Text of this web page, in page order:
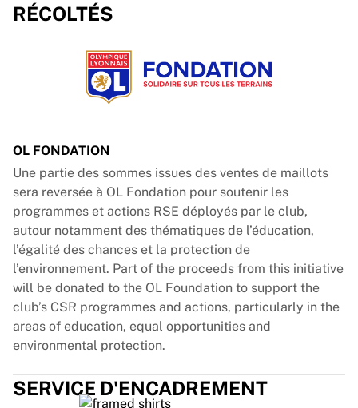
RÉCOLTÉS
OL FONDATION
Une partie des sommes issues des ventes de maillots
sera reversée à OL Fondation pour soutenir les
programmes et actions RSE déployés par le club,
autour notamment des thématiques de l’éducation,
l’égalité des chances et la protection de
l’environnement. Part of the proceeds from this initiative
will be donated to the OL Foundation to support the
club’s CSR programmes and actions, particularly in the
areas of education, equal opportunities and
environmental protection.
SERVICE D'ENCADREMENT